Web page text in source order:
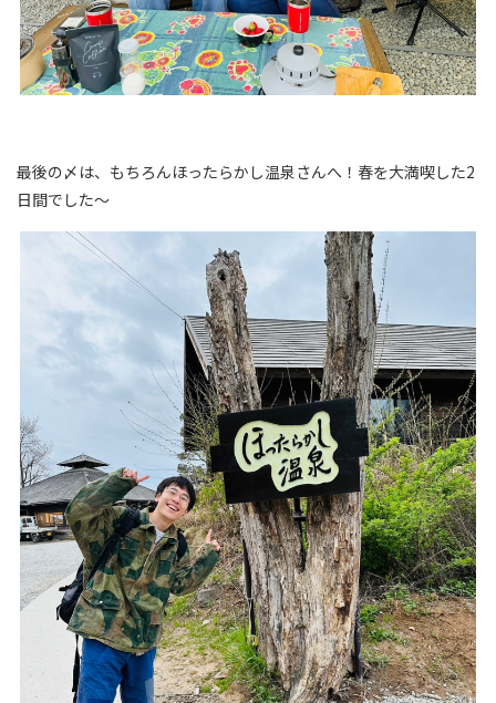
最後の〆は、もちろんほったらかし温泉さんへ！春を大満喫した2
日間でした～